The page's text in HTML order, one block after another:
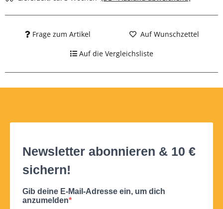
Frage zum Artikel Auf Wunschzettel
Auf die Vergleichsliste